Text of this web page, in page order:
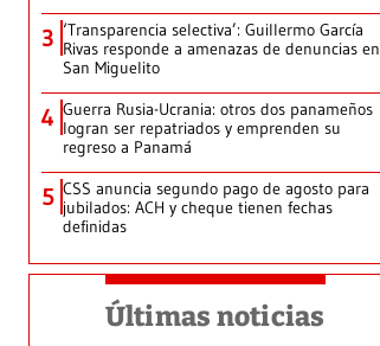
3 ‘Transparencia selectiva’: Guillermo García
Rivas responde a amenazas de denuncias en
San Miguelito
4 Guerra Rusia-Ucrania: otros dos panameños
logran ser repatriados y emprenden su
regreso a Panamá
5 CSS anuncia segundo pago de agosto para
jubilados: ACH y cheque tienen fechas
definidas
Últimas noticias